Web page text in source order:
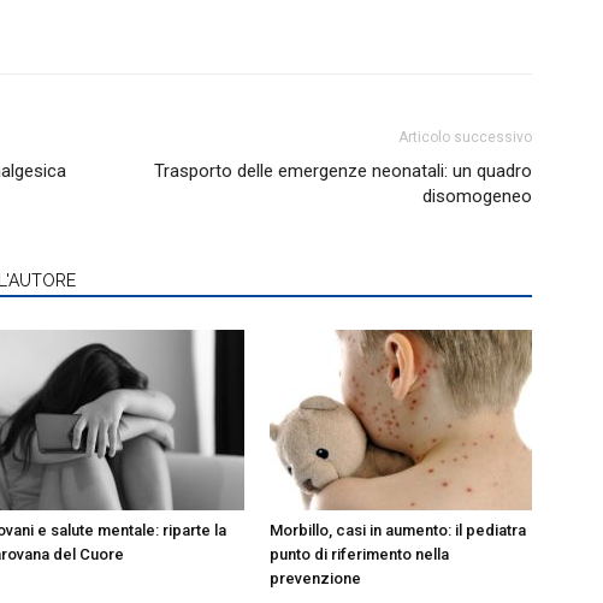
Articolo successivo
Trasporto delle emergenze neonatali: un quadro
disomogeneo
e salute mentale: riparte la
del Cuore
Morbillo, casi in aumento: il pediatra
punto di riferimento nella
prevenzione